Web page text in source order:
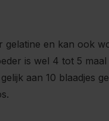
gelatine en kan ook
is wel 4 tot 5
aan 10 blaadjes